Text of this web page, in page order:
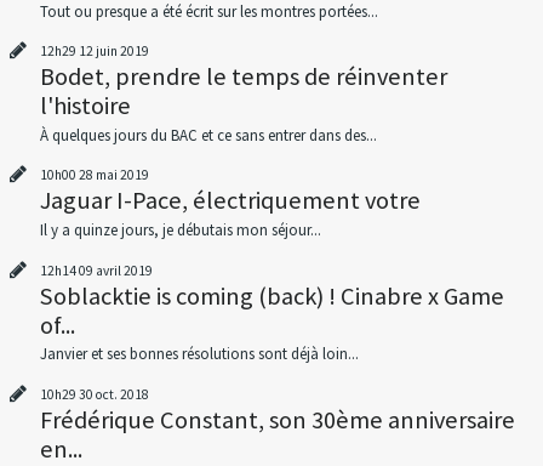
Tout ou presque a été écrit sur les montres portées...
12h29 12 juin 2019
Bodet, prendre le temps de réinventer
l'histoire
À quelques jours du BAC et ce sans entrer dans des...
10h00 28 mai 2019
Jaguar I-Pace, électriquement votre
Il y a quinze jours, je débutais mon séjour...
12h1409 avril 2019
Soblacktie is coming (back) ! Cinabre x Game
of...
Janvier et ses bonnes résolutions sont déjà loin...
10h29 30 oct. 2018
Frédérique Constant, son 30ème anniversaire
en...